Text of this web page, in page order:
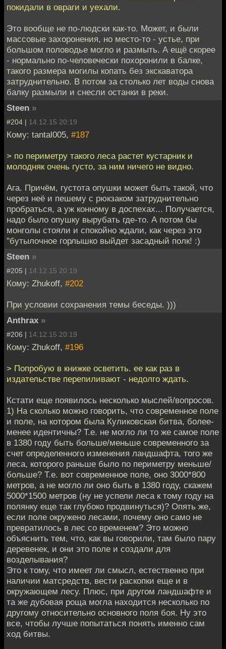
покидали в овраги и уехали.
Это вообще не по-людски как-то. Может, и были
массовые захоронения, но место-то - устье, при
большом половодье могло и размыть. А ещё скорее
- нормально по-человечески похоронили в балке,
такого размера могилы копать без экскаватора
затруднительно. В потом за столько лет воды снова
балку размыли и снесли останки в реки.
Steen »
#204 | 14.12.15 20:19
Кому: tantal005, #187
> по периметру такого леса растет кустарник и
молодняк очень густо, за ним ничего не видно.
Ага. Причём, густота опушки может быть такой, что
через неё и пешему с рюкзаком затруднительно
пробраться, а уж конному в доспехах... Получается,
надо было опушку вырубать где-то. А потом бы
монголы стояли и спокойно ждали, как через это
"бутылочное горлышко выйдет засадный полк! :)
Steen »
#205 | 14.12.15 20:19
Кому: Zhukoff, #202
При условии сохранения темы беседы. )))
Anthrax »
#206 | 14.12.15 20:19
Кому: Zhukoff, #196
> Попробую в книжке осветить. ее как раз в
издательстве перепиливают - недолго ждать.
Кстати еще появилось несколько мыслей/вопросов.
1) На сколько можно говорить, что современное поле
и поле, на котором была Куликовская битва, более-
менее идентичны? Т.е. не могло ли то же самое поле
в 1380 году быть больше/меньше современного за
счет определенного изменения ландшафта, того же
леса, которого раньше было по периметру меньше/
больше? Т.е. вот современное поле, оно 3000*800
метров, а не могло ли оно быть в 1380 году, скажем
5000*1500 метров (ну не успели леса к тому году на
полянку еще так глубоко продвинуться)? Опять же,
если поле окружено лесами, почему оно само не
превратилось в лес со временем? Это можно
объяснить тем, что, как вы говорили, там было пару
деревенек, и они это поле и создали для
возделывания?
Это к тому, что имеет ли смысл, естественно при
наличии матсредств, вести раскопки еще и в
окружающем лесу. Плюс, при другом ландшафте и
та же дубовая роща могла находится несколько по
другому относительно основного поля боя. Ну это
все, чтобы лучше попытаться понять именно сам
ход битвы.